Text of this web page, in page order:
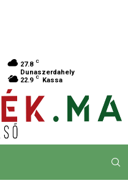
27.8 C
Dunaszerdahely
22.9 C Kassa